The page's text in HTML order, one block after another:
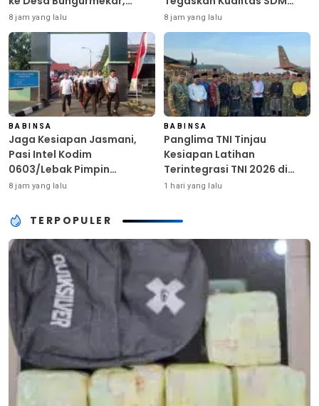
Ringankan Beban Warga
Terdampak Kemarau
8 jam yang lalu
Kunci Kekuatan TNI
8 jam yang lalu
BABINSA
Jaga Kesiapan Jasmani,
Pasi Intel Kodim
0603/Lebak Pimpin
Pembinaan Fisik Rutin
8 jam yang lalu
BABINSA
Panglima TNI Tinjau
Kesiapan Latihan
Terintegrasi TNI 2026 di
Dabo Singkep
1 hari yang lalu
TERPOPULER